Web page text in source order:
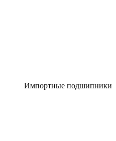
Импортные подшипники